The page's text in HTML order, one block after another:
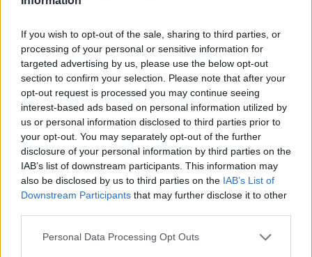
If you wish to opt-out of the sale, sharing to third parties, or
processing of your personal or sensitive information for
targeted advertising by us, please use the below opt-out
section to confirm your selection. Please note that after your
opt-out request is processed you may continue seeing
interest-based ads based on personal information utilized by
us or personal information disclosed to third parties prior to
your opt-out. You may separately opt-out of the further
disclosure of your personal information by third parties on the
IAB’s list of downstream participants. This information may
also be disclosed by us to third parties on the IAB’s List of
Downstream Participants that may further disclose it to other
Personal Data Processing Opt Outs
Az immunrendszered is szeretni fogja.
Kép: canva
3. Segíthet a rákos sejtek elleni
küzdelemben